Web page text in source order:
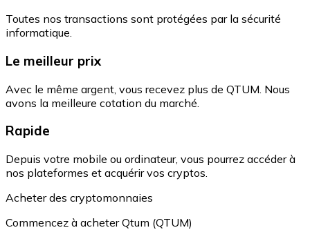
Toutes nos transactions sont protégées par la sécurité
informatique.
Le meilleur prix
Avec le même argent, vous recevez plus de QTUM. Nous
avons la meilleure cotation du marché.
Rapide
Depuis votre mobile ou ordinateur, vous pourrez accéder à
nos plateformes et acquérir vos cryptos.
Acheter des cryptomonnaies
Commencez à acheter Qtum (QTUM)